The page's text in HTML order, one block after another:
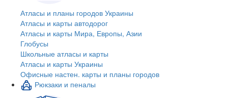
Атласы и планы городов Украины
Атласы и карты автодорог
Атласы и карты Мира, Европы, Азии
Глобусы
Школьные атласы и карты
Атласы и карты Украины
Офисные настен. карты и планы городов
Рюкзаки и пеналы